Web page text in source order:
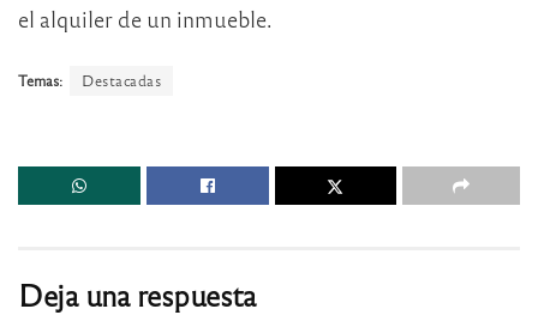
el alquiler de un inmueble.
Temas: Destacadas
Deja una respuesta